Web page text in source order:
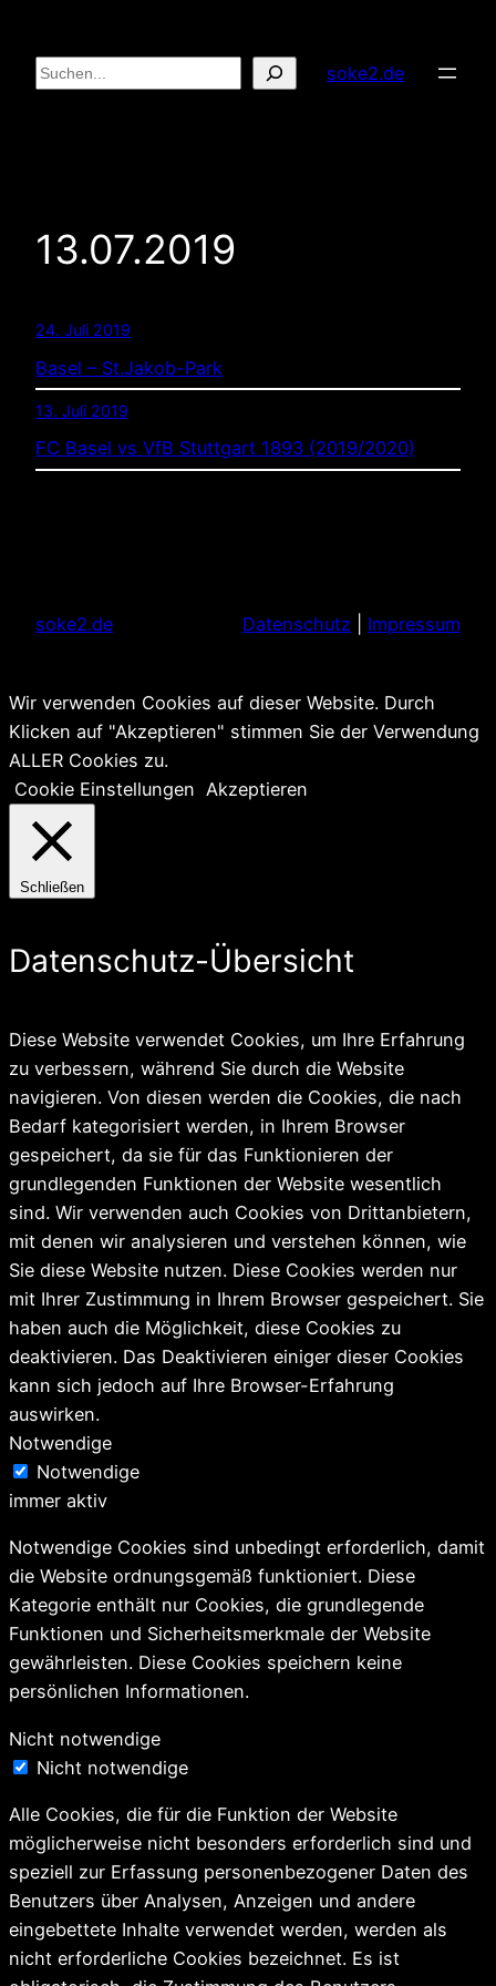
Inhalt
springen
Suchen soke2.de
13.07.2019
24. Juli 2019
Basel – St.Jakob-Park
13. Juli 2019
FC Basel vs VfB Stuttgart 1893 (2019/2020)
soke2.de Datenschutz Impressum
Wir verwenden Cookies auf dieser Website. Durch
Klicken auf "Akzeptieren" stimmen Sie der Verwendung
ALLER Cookies zu.
Cookie Einstellungen Akzeptieren
Schließen
Datenschutz-Übersicht
Diese Website verwendet Cookies, um Ihre Erfahrung
zu verbessern, während Sie durch die Website
navigieren. Von diesen werden die Cookies, die nach
Bedarf kategorisiert werden, in Ihrem Browser
gespeichert, da sie für das Funktionieren der
grundlegenden Funktionen der Website wesentlich
sind. Wir verwenden auch Cookies von Drittanbietern,
mit denen wir analysieren und verstehen können, wie
Sie diese Website nutzen. Diese Cookies werden nur
mit Ihrer Zustimmung in Ihrem Browser gespeichert. Sie
haben auch die Möglichkeit, diese Cookies zu
deaktivieren. Das Deaktivieren einiger dieser Cookies
kann sich jedoch auf Ihre Browser-Erfahrung
auswirken.
Notwendige
Notwendige
immer aktiv
Notwendige Cookies sind unbedingt erforderlich, damit
die Website ordnungsgemäß funktioniert. Diese
Kategorie enthält nur Cookies, die grundlegende
Funktionen und Sicherheitsmerkmale der Website
gewährleisten. Diese Cookies speichern keine
persönlichen Informationen.
Nicht notwendige
Nicht notwendige
Alle Cookies, die für die Funktion der Website
möglicherweise nicht besonders erforderlich sind und
speziell zur Erfassung personenbezogener Daten des
Benutzers über Analysen, Anzeigen und andere
eingebettete Inhalte verwendet werden, werden als
nicht erforderliche Cookies bezeichnet. Es ist